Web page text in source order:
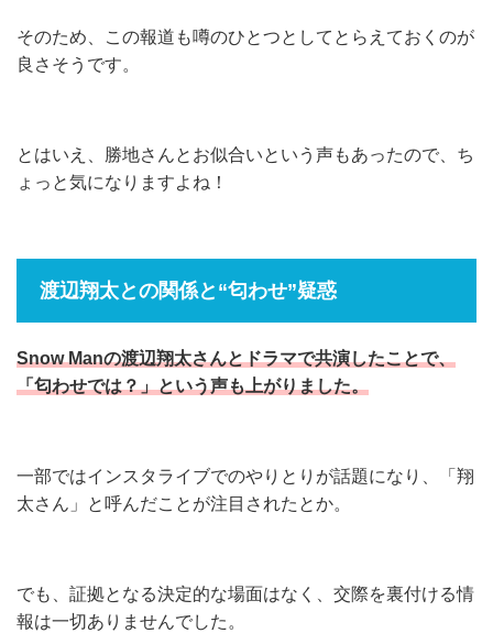
そのため、この報道も噂のひとつとしてとらえておくのが
良さそうです。
とはいえ、勝地さんとお似合いという声もあったので、ち
ょっと気になりますよね！
渡辺翔太との関係と“匂わせ”疑惑
Snow Manの渡辺翔太さんとドラマで共演したことで、
「匂わせでは？」という声も上がりました。
一部ではインスタライブでのやりとりが話題になり、「翔
太さん」と呼んだことが注目されたとか。
でも、証拠となる決定的な場面はなく、交際を裏付ける情
報は一切ありませんでした。